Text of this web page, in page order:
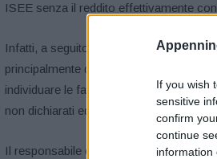
If you wish
sensitive
confirm
continue
information
ISEE senza il reddito effettivamente
Infatti, a seguito dell’incrocio dei dati
principalmente quelli riferiti alla
individuare le fatture emesse/ricevute
non dichiarati ed “occultati” con
Il responsabile è stato denunciato alla